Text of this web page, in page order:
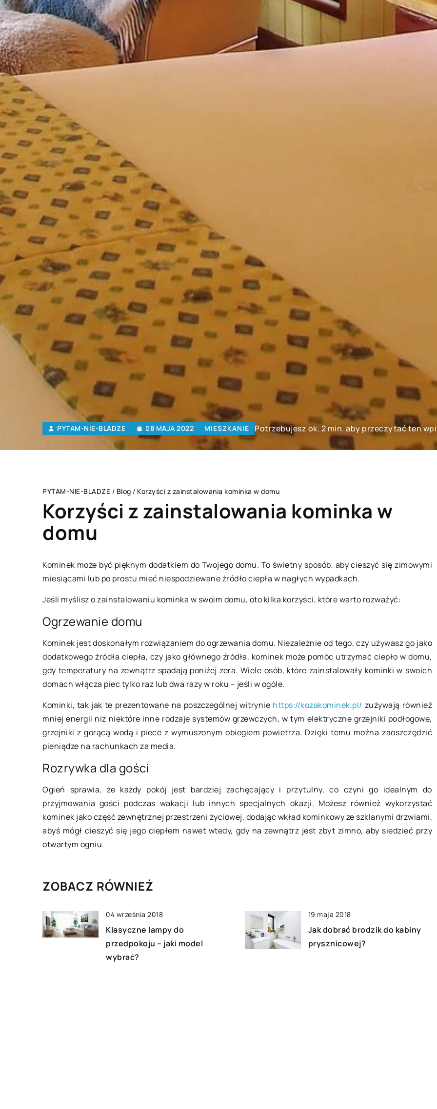
PYTAM-NIE-BLADZE 08 MAJA 2022 MIESZKANIE Potrzebujesz ok. 2 min. aby przeczytać ten
PYTAM-NIE-BLADZE / Blog / Korzyści z zainstalowania kominka w domu
Korzyści z zainstalowania kominka w
domu
Kominek może być pięknym dodatkiem do Twojego domu. To świetny sposób, aby cieszyć się zimowymi
miesiącami lub po prostu mieć niespodziewane źródło ciepła w nagłych wypadkach.
Jeśli myślisz o zainstalowaniu kominka w swoim domu, oto kilka korzyści, które warto rozważyć:
Ogrzewanie domu
Kominek jest doskonałym rozwiązaniem do ogrzewania domu. Niezależnie od tego, czy używasz go jako
dodatkowego źródła ciepła, czy jako głównego źródła, kominek może pomóc utrzymać ciepło w domu,
gdy temperatury na zewnątrz spadają poniżej zera. Wiele osób, które zainstalowały kominki w swoich
domach włącza piec tylko raz lub dwa razy w roku – jeśli w ogóle.
Kominki, tak jak te prezentowane na poszczególnej witrynie https://kozakominek.pl/ zużywają również
mniej energii niż niektóre inne rodzaje systemów grzewczych, w tym elektryczne grzejniki podłogowe,
grzejniki z gorącą wodą i piece z wymuszonym obiegiem powietrza. Dzięki temu można zaoszczędzić
pieniądze na rachunkach za media.
Rozrywka dla gości
Ogień sprawia, że każdy pokój jest bardziej zachęcający i przytulny, co czyni go idealnym do
przyjmowania gości podczas wakacji lub innych specjalnych okazji. Możesz również wykorzystać
kominek jako część zewnętrznej przestrzeni życiowej, dodając wkład kominkowy ze szklanymi drzwiami,
abyś mógł cieszyć się jego ciepłem nawet wtedy, gdy na zewnątrz jest zbyt zimno, aby siedzieć przy
otwartym ogniu.
ZOBACZ RÓWNIEŻ
04 września 2018
Klasyczne lampy do
przedpokoju – jaki model
wybrać?
19 maja 2018
Jak dobrać brodzik do kabiny
prysznicowej?
18 września 2020
Nie sposób nie zauważyć, że zadbana
i wolna od niedoskonałości skóra
atrakcyjności oraz pewności siebie.
Niestety, […]
25 kwietnia 2019
W przestronnej sypialni nie może
zabraknąć toaletki. Odpowiednio